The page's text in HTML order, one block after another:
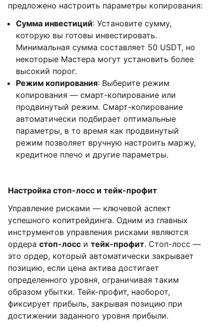
предложено настроить параметры копирования:
Сумма инвестиций: Установите сумму,
которую вы готовы инвестировать.
Минимальная сумма составляет 50 USDT, но
некоторые Мастера могут установить более
высокий порог.
Режим копирования: Выберите режим
копирования — смарт-копирование или
продвинутый режим. Смарт-копирование
автоматически подбирает оптимальные
параметры, в то время как продвинутый
режим позволяет вручную настроить маржу,
кредитное плечо и другие параметры.
Настройка стоп-лосс и тейк-профит
Управление рисками — ключевой аспект
успешного копитрейдинга. Одним из главных
инструментов управления рисками являются
ордера стоп-лосс и тейк-профит. Стоп-лосс —
это ордер, который автоматически закрывает
позицию, если цена актива достигает
определенного уровня, ограничивая таким
образом убытки. Тейк-профит, наоборот,
фиксирует прибыль, закрывая позицию при
достижении заданного уровня прибыли.